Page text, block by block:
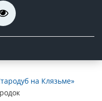
на Клязьме»